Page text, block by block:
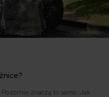
Pozornie znaczą to samo. Jak